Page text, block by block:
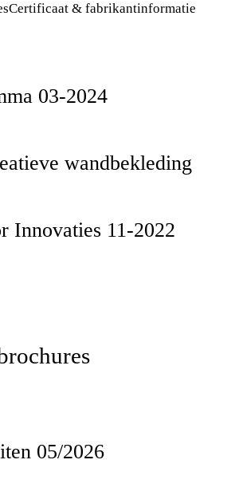
Certificaat & fabrikantinformatie
03-2024
wandbekleding
Innovaties 11-2022
05/2026